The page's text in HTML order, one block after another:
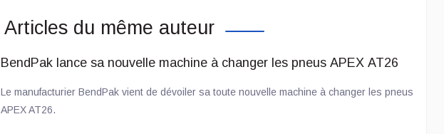
Articles du même auteur
BendPak lance sa nouvelle machine à changer les pneus APEX AT26
Le manufacturier BendPak vient de dévoiler sa toute nouvelle machine à changer les pneus
APEX AT26.